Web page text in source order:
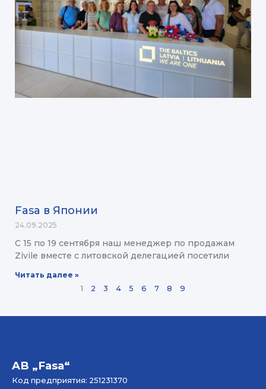
Fasa в Японии
24.09.2025
С 15 по 19 сентября наш менеджер по продажам
Zivile вместе с литовской делегацией посетили
Читать далее »
1
2 3 4 5 6 7 8 9
AB „Fasa“
Код предприятия: 251231370